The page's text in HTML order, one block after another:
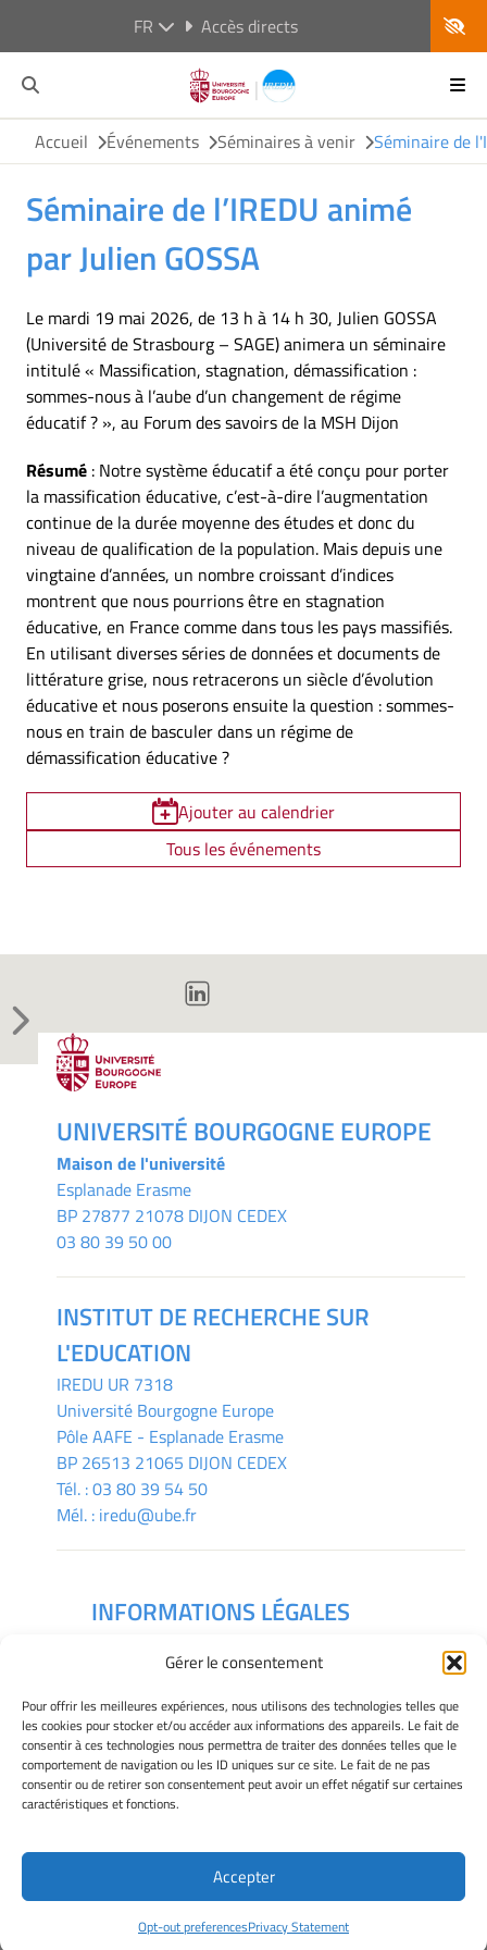
Gérer le consentement
Pour offrir les meilleures expériences, nous utilisons des technologies telles que
les cookies pour stocker et/ou accéder aux informations des appareils. Le fait de
consentir à ces technologies nous permettra de traiter des données telles que le
comportement de navigation ou les ID uniques sur ce site. Le fait de ne pas
consentir ou de retirer son consentement peut avoir un effet négatif sur certaines
caractéristiques et fonctions.
Accepter
Opt-out preferencesPrivacy Statement
FR Accès directs
Accueil Événements Séminaires à venir Séminaire de
Séminaire de l’IREDU animé
par Julien GOSSA
Le mardi 19 mai 2026, de 13 h à 14 h 30, Julien GOSSA
(Université de Strasbourg – SAGE) animera un séminaire
intitulé « Massification, stagnation, démassification :
sommes-nous à l’aube d’un changement de régime
éducatif ? », au Forum des savoirs de la MSH Dijon
Résumé : Notre système éducatif a été conçu pour porter
la massification éducative, c’est-à-dire l’augmentation
continue de la durée moyenne des études et donc du
niveau de qualification de la population. Mais depuis une
vingtaine d’années, un nombre croissant d’indices
montrent que nous pourrions être en stagnation
éducative, en France comme dans tous les pays massifiés.
En utilisant diverses séries de données et documents de
littérature grise, nous retracerons un siècle d’évolution
éducative et nous poserons ensuite la question : sommes-
nous en train de basculer dans un régime de
démassification éducative ?
Ajouter au calendrier
Tous les événements
UNIVERSITÉ BOURGOGNE EUROPE
Maison de l'université
Esplanade Erasme
BP 27877 21078 DIJON CEDEX
03 80 39 50 00
INSTITUT DE RECHERCHE SUR
L'EDUCATION
IREDU UR 7318
Université Bourgogne Europe
Pôle AAFE - Esplanade Erasme
BP 26513 21065 DIJON CEDEX
Tél. :03 80 39 54 50
Mél. : iredu@ube.fr
INFORMATIONS LÉGALES
Gérer mes cookies
Déclaration de confidentialité
Politique des cookies
Avertissement
Télécharger le plan des campus
Site Officiel - IREDU @ 2026
Copyright Université de Bourgogne Europe